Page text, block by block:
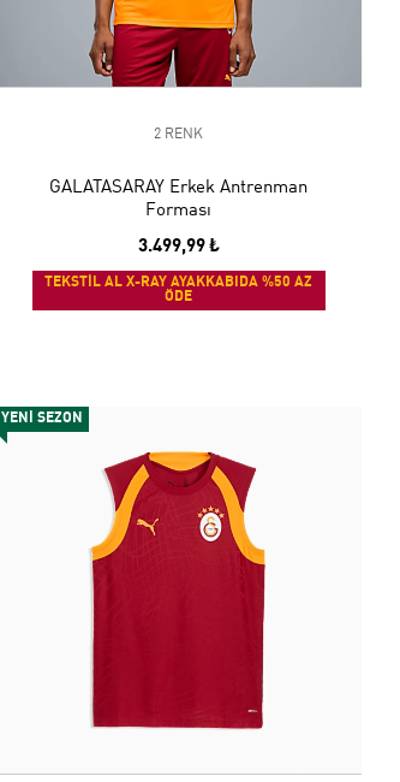
2 RENK
GALATASARAY Erkek Antrenman
Forması
3.499,99 ₺
TEKSTİL AL X-RAY AYAKKABIDA %50 AZ
ÖDE
YENİ SEZON